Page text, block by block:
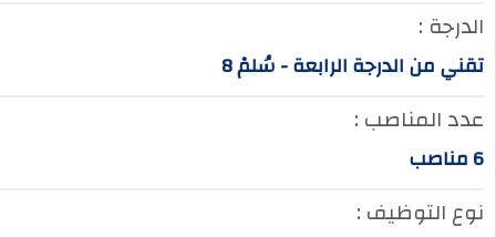
الدرجة :
تقني من الدرجة الرابعة - سُلمْ 8
عدد المناصب :
نوع التوظيف :